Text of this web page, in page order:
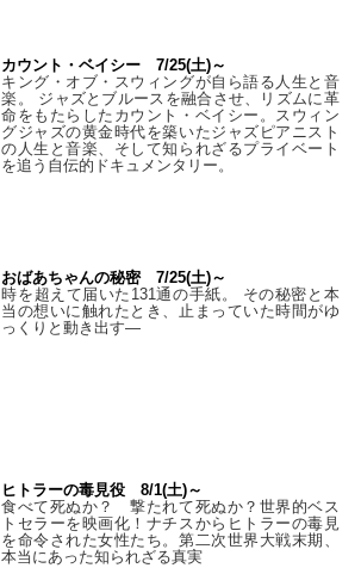
カウント・ベイシー 7/25(土)～
キング・オブ・スウィングが自ら語る人生と音
楽。 ジャズとブルースを融合させ、リズムに革
命をもたらしたカウント・ベイシー。スウィン
グジャズの黄金時代を築いたジャズピアニスト
の人生と音楽、そして知られざるプライベート
を追う自伝的ドキュメンタリー。
おばあちゃんの秘密 7/25(土)～
時を超えて届いた131通の手紙。 その秘密と本
当の想いに触れたとき、止まっていた時間がゆ
っくりと動き出す―
ヒトラーの毒見役 8/1(土)～
食べて死ぬか？ 撃たれて死ぬか？世界的ベス
トセラーを映画化！ナチスからヒトラーの毒見
を命令された女性たち。第二次世界大戦末期、
本当にあった知られざる真実